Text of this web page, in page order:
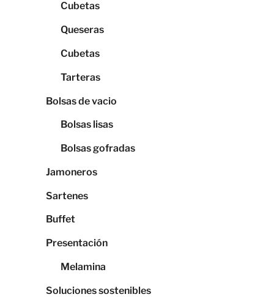
Cubetas
Queseras
Cubetas
Tarteras
Bolsas de vacio
Bolsas lisas
Bolsas gofradas
Jamoneros
Sartenes
Buffet
Presentación
Melamina
Soluciones sostenibles